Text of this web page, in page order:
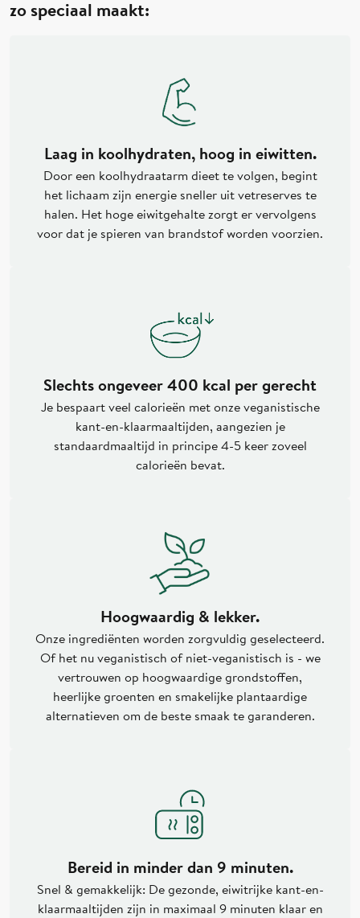
Eiwit
Apfelsaftkonzentrat, Kokosblütenzucker, Knoblauch, Zucker, Sambal Oelek
(Chilischoten, Speisesalz, Säuerungsmittel (Essigsäure)), modifizierte Stärke,
Kohlenhydrate
davon Zucker
0,90g
zo speciaal maakt:
Laag in koolhydraten, hoog in eiwitten.
Door een koolhydraatarm dieet te volgen, begint
het lichaam zijn energie sneller uit vetreserves te
halen. Het hoge eiwitgehalte zorgt er vervolgens
voor dat je spieren van brandstof worden voorzien.
Slechts ongeveer 400 kcal per gerecht
Je bespaart veel calorieën met onze veganistische
kant-en-klaarmaaltijden, aangezien je
standaardmaaltijd in principe 4-5 keer zoveel
calorieën bevat.
Hoogwaardig & lekker.
Onze ingrediënten worden zorgvuldig geselecteerd.
Of het nu veganistisch of niet-veganistisch is - we
vertrouwen op hoogwaardige grondstoffen,
heerlijke groenten en smakelijke plantaardige
alternatieven om de beste smaak te garanderen.
Bereid in minder dan 9 minuten.
Snel & gemakkelijk: De gezonde, eiwitrijke kant-en-
klaarmaaltijden zijn in maximaal 9 minuten klaar en